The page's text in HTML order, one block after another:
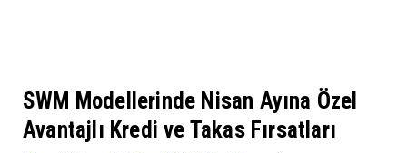
SWM Modellerinde Nisan Ayına Özel
Avantajlı Kredi ve Takas Fırsatları